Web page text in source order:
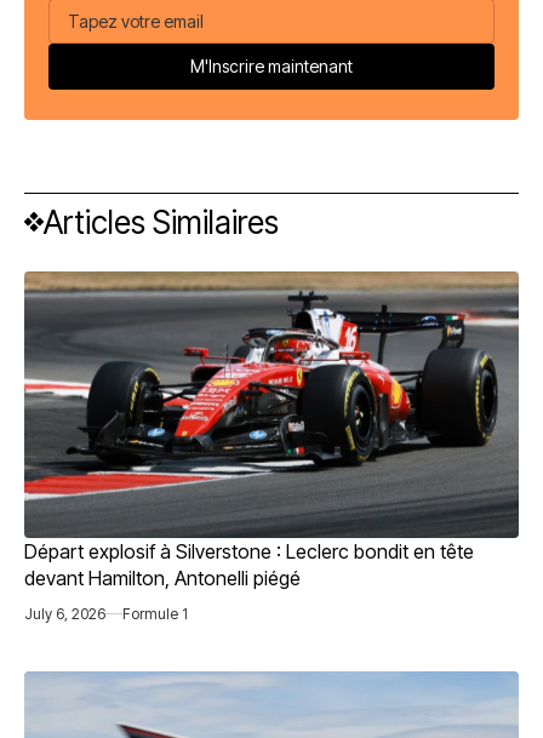
Articles Similaires
Départ explosif à Silverstone : Leclerc bondit en tête
devant Hamilton, Antonelli piégé
July 6, 2026 Formule 1